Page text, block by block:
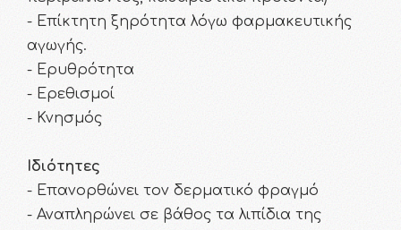
- Επίκτητη ξηρότητα λόγω φαρμακευτικής
αγωγής.
- Ερυθρότητα
- Ερεθισμοί
- Κνησμός
Ιδιότητες
- Επανορθώνει τον δερματικό φραγμό
- Αναπληρώνει σε βάθος τα λιπίδια της